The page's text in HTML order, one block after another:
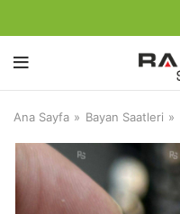
Ana Sayfa Bayan Saatleri